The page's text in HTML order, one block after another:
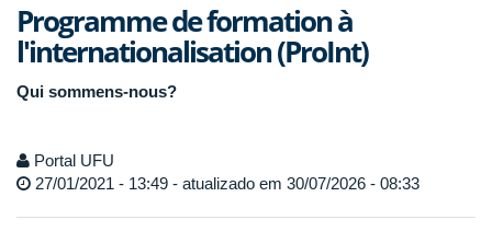
Programme de formation à
l'internationalisation (ProInt)
Qui sommens-nous?
Portal UFU
27/01/2021 - 13:49 - atualizado em 30/07/2026 - 08:33